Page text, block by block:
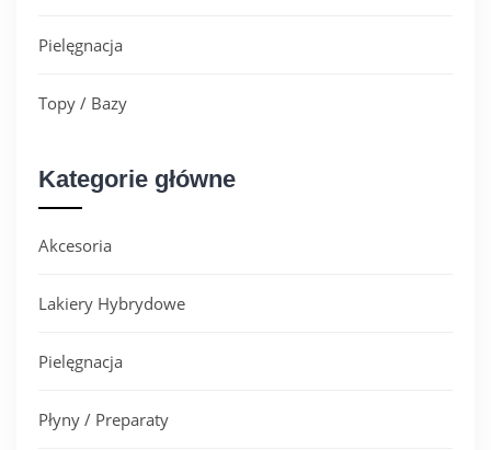
Pielęgnacja
Topy / Bazy
Kategorie główne
Akcesoria
Lakiery Hybrydowe
Pielęgnacja
Płyny / Preparaty